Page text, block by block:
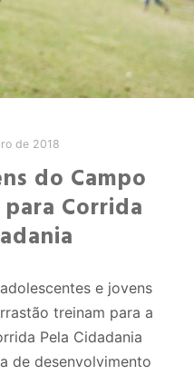
de 2018
do Campo
Corrida
e jovens
treinam para a
Pela Cidadania
de desenvolvimento